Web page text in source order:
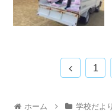
1
ホーム 学校だよ